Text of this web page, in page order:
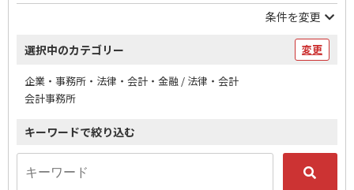
条件を変更
選択中のカテゴリー 変更
企業・事務所・法律・会計・金融 / 法律・会計
会計事務所
キーワードで絞り込む